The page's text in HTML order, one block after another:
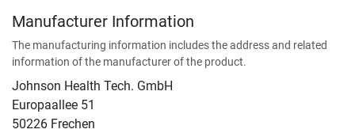
Manufacturer Information
The manufacturing information includes the address and related
information of the manufacturer of the product.
Johnson Health Tech. GmbH
Europaallee 51
50226 Frechen